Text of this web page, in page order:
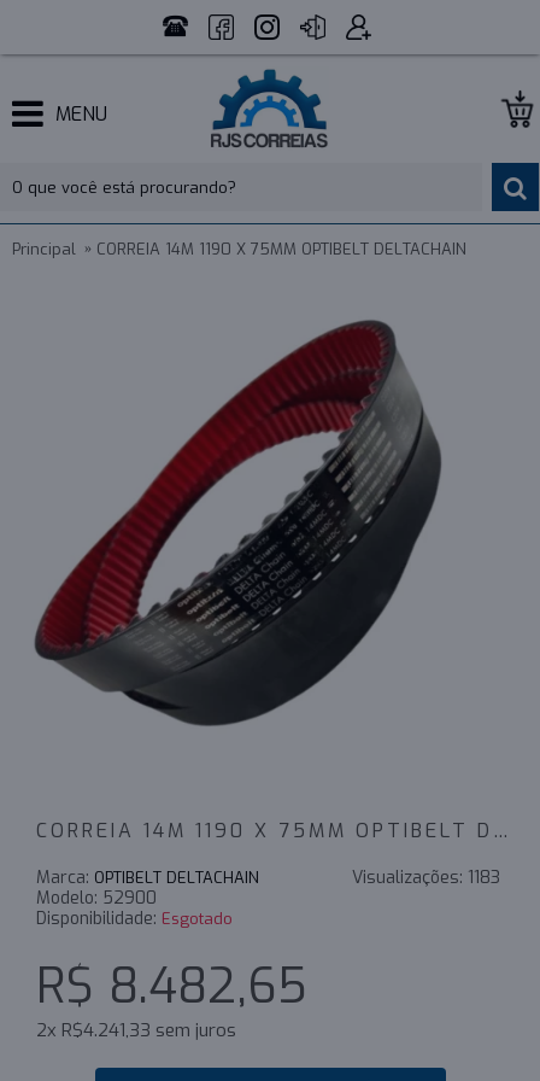
MENU
Principal CORREIA 14M 1190 X 75MM OPTIBELT DELTACHAIN
CORREIA 14M 1190 X 75MM OPTIBELT DELTACHAIN
Visualizações: 1183
Marca: OPTIBELT DELTACHAIN
Modelo: 52900
Disponibilidade: Esgotado
R$ 8.482,65
2x R$4.241,33 sem juros